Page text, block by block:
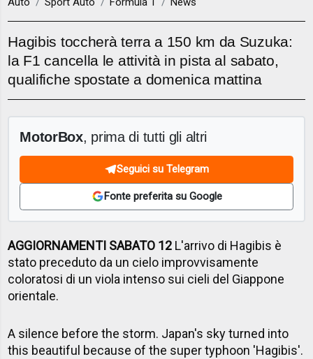
Hagibis toccherà terra a 150 km da Suzuka:
la F1 cancella le attività in pista al sabato,
qualifiche spostate a domenica mattina
MotorBox, prima di tutti gli altri
Seguici su Telegram
Fonte preferita su Google
AGGIORNAMENTI SABATO 12 L'arrivo di Hagibis è
stato preceduto da un cielo improvvisamente
coloratosi di un viola intenso sui cieli del Giappone
orientale.
A silence before the storm. Japan's sky turned into
this beautiful because of the super typhoon 'Hagibis'.